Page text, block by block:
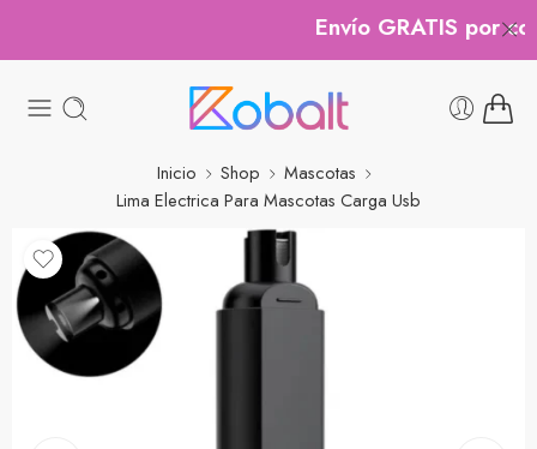
Envío GRATIS por
Inicio Shop
Mascotas
Lima Electrica Para Mascotas Carga Usb